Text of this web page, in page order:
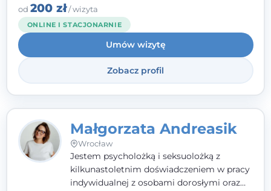
rozwiązania trudnych sytuacji) poprzez
identyfikowanie i wzmacnianie zasobów
oraz mocnych stron klienta. W swojej
pracy korzystam także z metod dialogu
motywacyjnego itreningu uważności.
od 200 zł/ wizyta
ONLINE I STACJONARNIE
Umów wizytę
Zobacz profil
Małgorzata Andreasik
Wrocław
Jestem psycholożką i seksuolożką z
kilkunastoletnim doświadczeniem w pracy
indywidualnej z osobami dorosłymi oraz